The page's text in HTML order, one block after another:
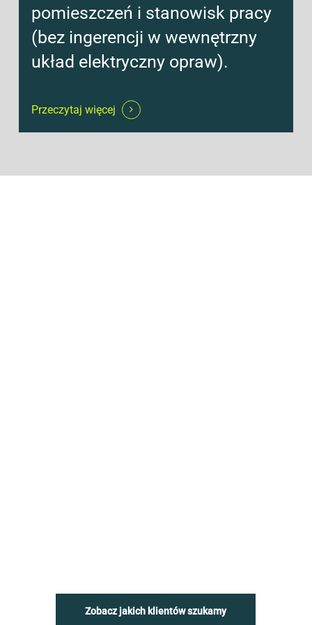
pomieszczeń i stanowisk pracy
(bez ingerencji w wewnętrzny
układ elektryczny opraw).
Przeczytaj więcej
Zobacz jakich klientów szukamy